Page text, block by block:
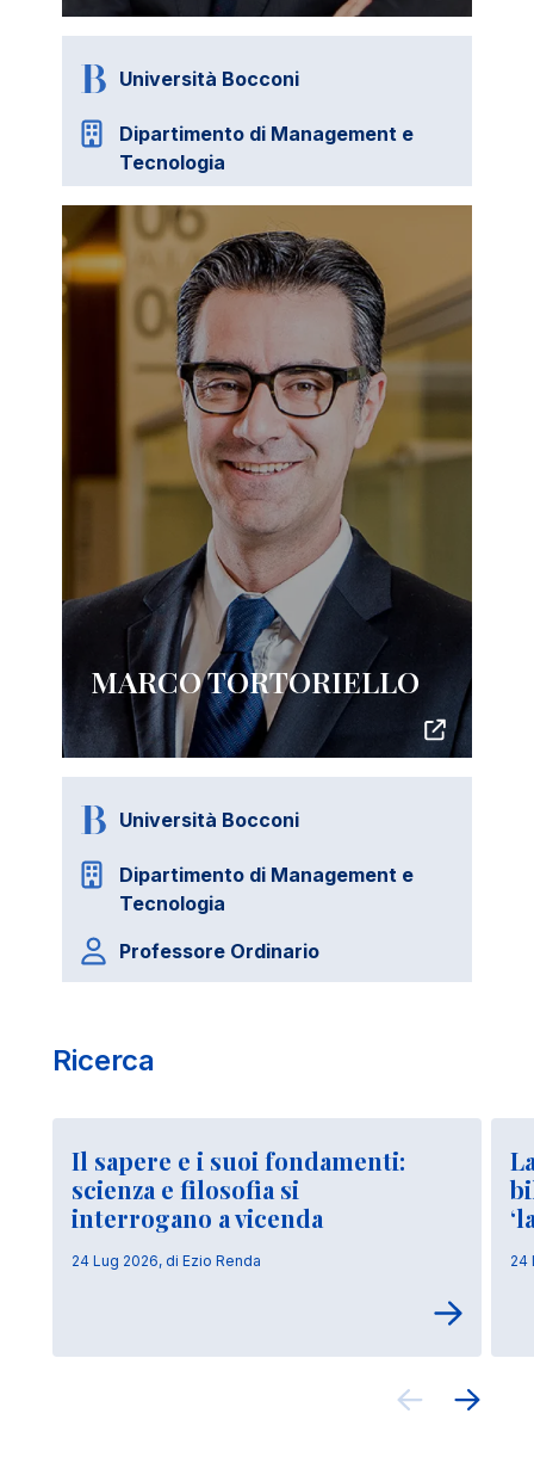
Università Bocconi
Dipartimento di Management e
Tecnologia
MARCO TORTORIELLO
Università Bocconi
Dipartimento di Management e
Tecnologia
Professore Ordinario
Ricerca
Il sapere e i suoi fondamenti:
scienza e filosofia si
interrogano a vicenda
24 Lug 2026, di Ezio Renda 24